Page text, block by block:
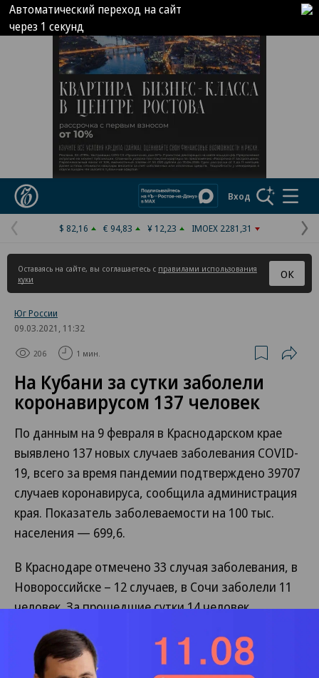
Автоматический переход на сайт
через 1 секунд
Реклама в «Ъ» www.kommersant.ru/ad
Вход
Предыдущая
страница
$ 82,16 € 94,83 ¥ 12,23 IMOEX 2281,31
Оставаясь на сайте, вы соглашаетесь с правилами использования
куки
ОК
Юг России
09.03.2021, 11:32
206 1 мин.
На Кубани за сутки заболели
коронавирусом 137 человек
По данным на 9 февраля в Краснодарском крае
выявлено 137 новых случаев заболевания COVID-
19, всего за время пандемии подтверждено 39707
случаев коронавируса, сообщила администрация
края. Показатель заболеваемости на 100 тыс.
населения — 699,6.
В Краснодаре отмечено 33 случая заболевания, в
Новороссийске – 12 случаев, в Сочи заболели 11
человек. За прошедшие сутки 14 человек
скончалось, 112 пациентов поправились. Всего за
время пандемии в крае выздоровели 34618
человек, 2056 человек с диагнозом COVID-19